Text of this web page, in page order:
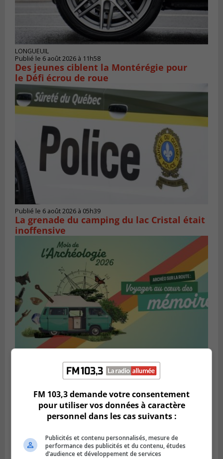
LONGUEUIL
Publié le 6 août 2026 à 11h58
Des jeunes ciblent la Montérégie pour
le Défi écrou de roue
Publié le 6 août 2026 à 05h39
La grenade du camping du lac Cristal était
inoffensive
Publié le 5 août 2026 à 13h50
Le Mois de l’archéologie bat son plein sur
la Rive-Sud de Montréal
FM 103,3 demande votre consentement
pour utiliser vos données à caractère
personnel dans les cas suivants :
Publicités et contenu personnalisés, mesure de
performance des publicités et du contenu, études
d’audience et développement de services